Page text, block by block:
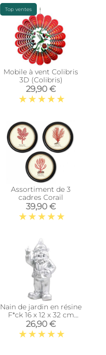
Top ventes
Mobile à vent Colibris
3D (Colibris)
29,90 €
Assortiment de 3
cadres Corail
39,90 €
Nain de jardin en résine
F*ck 16 x 12 x 32 cm
(Argent)
26,90 €